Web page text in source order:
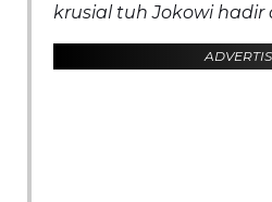
krusial tuh Jokowi hadir